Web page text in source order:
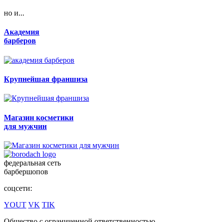
но и...
Академия
барберов
Крупнейшая франшиза
Магазин косметики
для мужчин
федеральная сеть
барбершопов
соцсети:
YOUT VK TIK